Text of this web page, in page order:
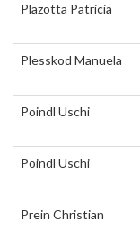
Plazotta Patricia
Plesskod Manuela
Poindl Uschi
Poindl Uschi
Prein Christian